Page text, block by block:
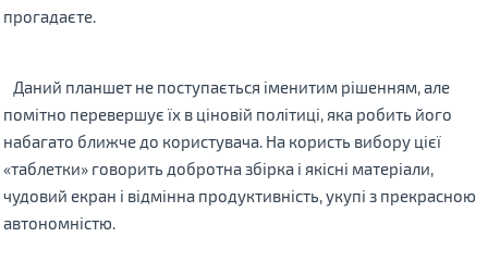
прогадаєте.
Даний планшет не поступається іменитим рішенням, але
помітно перевершує їх в ціновій політиці, яка робить його
набагато ближче до користувача. На користь вибору цієї
«таблетки» говорить добротна збірка і якісні матеріали,
чудовий екран і відмінна продуктивність, укупі з прекрасною
автономністю.